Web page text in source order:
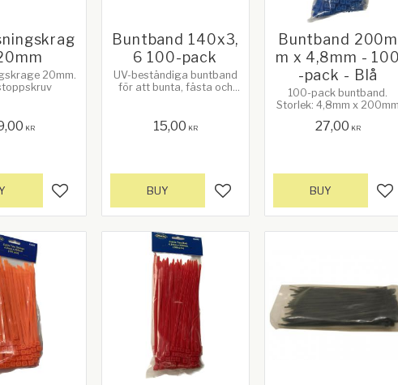
20mm.
KR
Add to favorites
Buntband 140x3,
6 100-pack
UV-beständiga buntband
för att bunta, fästa och
Färg kan variera.
15,00 KR
Add to favorites
BUY
Buntband 200m
m x 4,8mm - 100
-pack - Blå
100-pack buntband.
Storlek: 4,8mm x 200mm
27,00 KR
BUY